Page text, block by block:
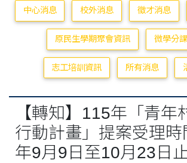
中心消息 校外消息 徵才消息
原民生學期聚會資訊 微學分
志工培訓資訊 所有消息
【轉知】115年「青年
行動計畫」提案受理
年9月9日至10月23日